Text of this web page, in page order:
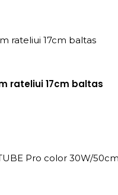
rateliui 17cm baltas